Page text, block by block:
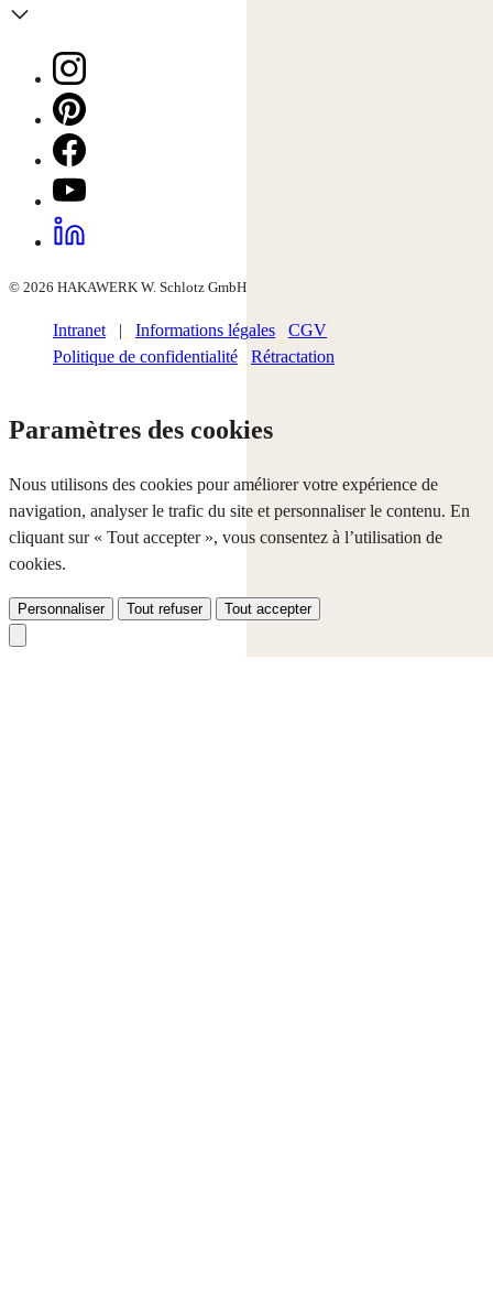
© 2026 HAKAWERK W. Schlotz GmbH
Intranet | Informations légales
CGV
Politique de confidentialité
Rétractation
Paramètres des cookies
Nous utilisons des cookies pour améliorer votre expérience de
navigation, analyser le trafic du site et personnaliser le contenu. En
cliquant sur « Tout accepter », vous consentez à l’utilisation de
cookies.
Personnaliser Tout refuser Tout accepter